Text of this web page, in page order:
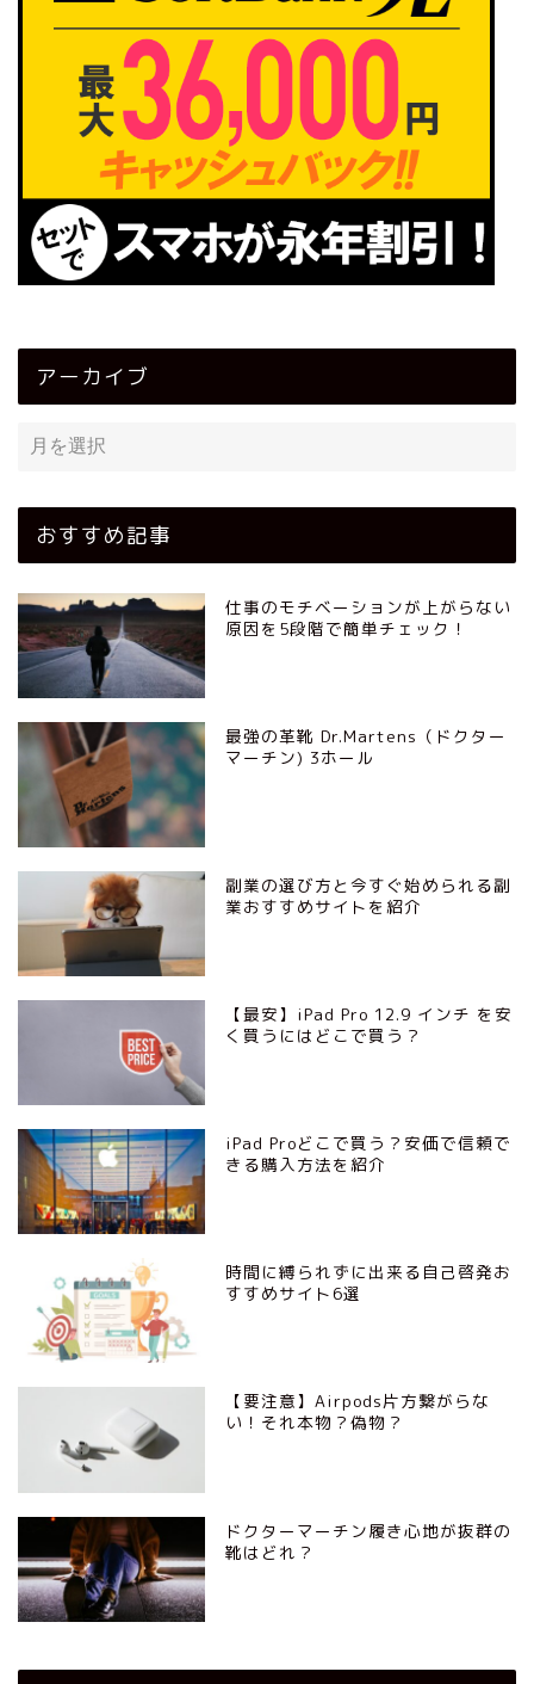
アーカイブ
おすすめ記事
仕事のモチベーションが上がらない
原因を5段階で簡単チェック！
最強の革靴 Dr.Martens（ドクター
マーチン) 3ホール
副業の選び方と今すぐ始められる副
業おすすめサイトを紹介
【最安】iPad Pro 12.9 インチ を安
く買うにはどこで買う？
iPad Proどこで買う？安価で信頼で
きる購入方法を紹介
時間に縛られずに出来る自己啓発お
すすめサイト6選
【要注意】Airpods片方繋がらな
い！それ本物？偽物？
ドクターマーチン履き心地が抜群の
靴はどれ？